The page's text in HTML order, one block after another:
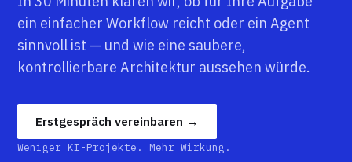
ein einfacher Workflow reicht oder ein Agent
sinnvoll ist — und wie eine saubere,
kontrollierbare Architektur aussehen würde.
Erstgespräch vereinbaren →
Weniger KI-Projekte. Mehr Wirkung.